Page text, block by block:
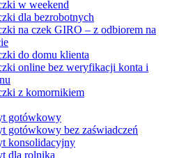
w weekend
dla bezrobotnych
na czek GIRO – z odbiorem na
do domu klienta
online bez weryfikacji konta i
z komornikiem
gotówkowy
gotówkowy bez zaświadczeń
konsolidacyjny
dla rolnika